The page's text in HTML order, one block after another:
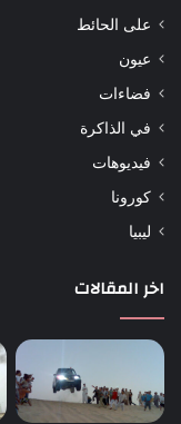
على الحائط
عيون
فضاءات
في الذاكرة
فيديوهات
كورونا
ليبيا
اخر المقالات